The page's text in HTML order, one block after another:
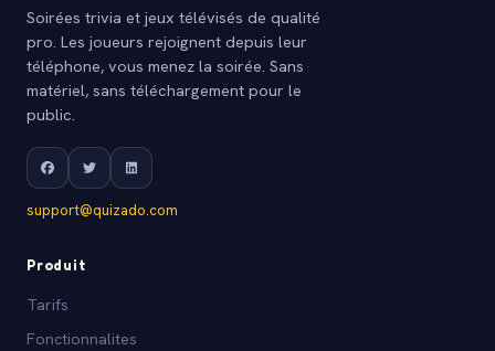
Soirées trivia et jeux télévisés de qualité
pro. Les joueurs rejoignent depuis leur
téléphone, vous menez la soirée. Sans
matériel, sans téléchargement pour le
public.
support@quizado.com
Produit
Tarifs
Fonctionnalites